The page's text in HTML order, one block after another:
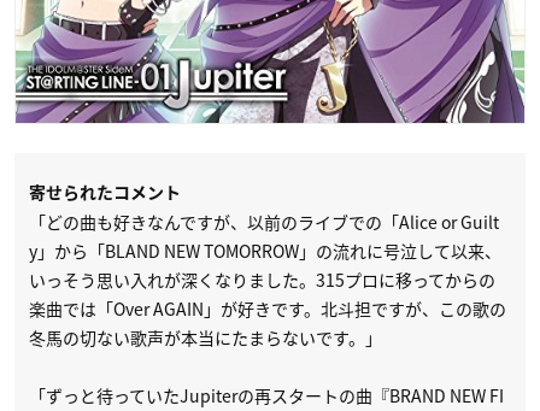
寄せられたコメント
「どの曲も好きなんですが、以前のライブでの「Alice or Guilt
y」から「BLAND NEW TOMORROW」の流れに号泣して以来、
いっそう思い入れが深くなりました。315プロに移ってからの
楽曲では「Over AGAIN」が好きです。北斗担ですが、この歌の
冬馬の切ない歌声が本当にたまらないです。」
「ずっと待っていたJupiterの再スタートの曲『BRAND NEW FI